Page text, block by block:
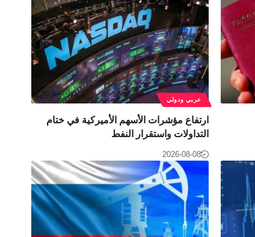
عربي ودولي
ارتفاع مؤشرات الأسهم الأميركية في ختام
التداولات واستقرار النفط
2026-08-08